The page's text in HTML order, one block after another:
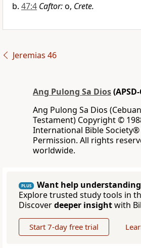
47:4 Caftor:o, Crete.
Jeremias 46
Ang Pulong Sa Dios
Ang Pulong Sa Dios
Testament) Copyright ©
International Bible Society®
Permission. All rights
worldwide.
PLUS
Want help
Explore trusted study tools in
Discoverdeeper insightwith
Start 7-day free trial